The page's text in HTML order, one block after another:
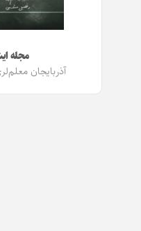
مجله
آذربایجان